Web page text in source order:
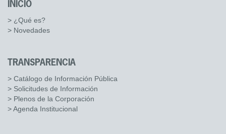
INICIO
> ¿Qué es?
> Novedades
TRANSPARENCIA
> Catálogo de Información Pública
> Solicitudes de Información
> Plenos de la Corporación
> Agenda Institucional